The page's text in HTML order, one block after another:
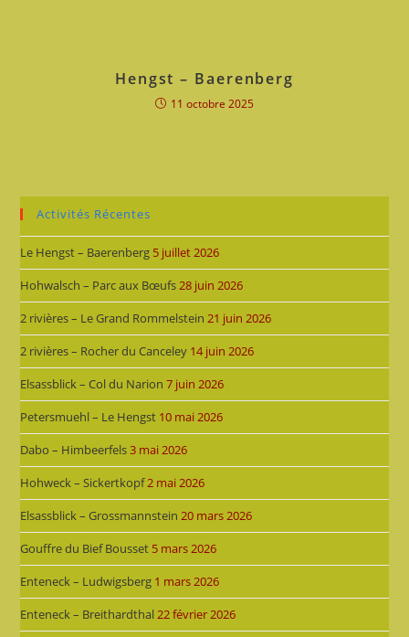
Hengst – Baerenberg
11 octobre 2025
Activités Récentes
Le Hengst – Baerenberg 5 juillet 2026
Hohwalsch – Parc aux Bœufs 28 juin 2026
2 rivières – Le Grand Rommelstein 21 juin 2026
2 rivières – Rocher du Canceley 14 juin 2026
Elsassblick – Col du Narion 7 juin 2026
Petersmuehl – Le Hengst 10 mai 2026
Dabo – Himbeerfels3 mai 2026
Hohweck – Sickertkopf2 mai 2026
Elsassblick – Grossmannstein 20 mars 2026
Gouffre du Bief Bousset 5 mars 2026
Enteneck – Ludwigsberg 1 mars 2026
Enteneck – Breithardthal 22 février 2026